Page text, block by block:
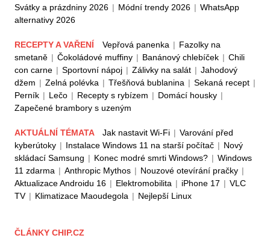
Svátky a prázdniny 2026 | Módní trendy 2026 | WhatsApp
alternativy 2026
RECEPTY A VAŘENÍ Vepřová panenka | Fazolky na
smetaně | Čokoládové muffiny | Banánový chlebíček | Chili
con carne | Sportovní nápoj | Zálivky na salát | Jahodový
džem | Zelná polévka | Třešňová bublanina | Sekaná recept |
Perník | Lečo | Recepty s rybízem | Domácí housky |
Zapečené brambory s uzeným
AKTUÁLNÍ TÉMATA Jak nastavit Wi-Fi | Varování před
kyberútoky | Instalace Windows 11 na starší počítač | Nový
skládací Samsung | Konec modré smrti Windows? | Windows
11 zdarma | Anthropic Mythos | Nouzové otevírání pračky |
Aktualizace Androidu 16 | Elektromobilita | iPhone 17 | VLC
TV | Klimatizace Maoudegola | Nejlepší Linux
ČLÁNKY CHIP.CZ